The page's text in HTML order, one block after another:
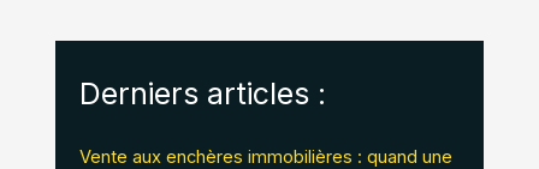
Derniers articles :
Vente aux enchères immobilières : quand une